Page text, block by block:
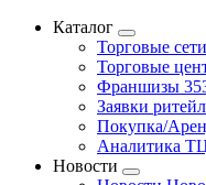
Каталог
Торговые сети
Торговые
Франшизы
Заявки
Покупка/
Аналитика
Новости